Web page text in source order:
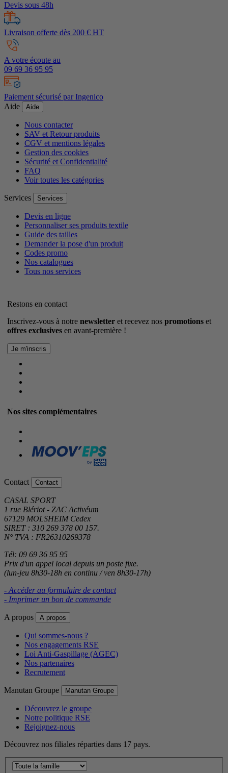
Devis sous 48h
Livraison offerte dès 200 € HT
A votre écoute au
09 69 36 95 95
Paiement sécurisé par Ingenico
Aide
Aide
Nous contacter
SAV et Retour produits
CGV et mentions légales
Gestion des cookies
Sécurité et Confidentialité
FAQ
Voir toutes les catégories
Services Services
Devis en ligne
Personnaliser ses produits textile
Guide des tailles
Demander la pose d'un produit
Codes promo
Nos catalogues
Tous nos services
Restons en contact
Inscrivez-vous à notre newsletter et recevez nos promotions et
offres exclusives en avant-première !
Nos sites complémentaires
Contact Contact
CASAL SPORT
1 rue Blériot - ZAC Activéum
67129 MOLSHEIM Cedex
SIRET : 310 269 378 00 157.
N° TVA : FR26310269378
Tél: 09 69 36 95 95
Prix d'un appel local depuis un poste fixe.
(lun-jeu 8h30-18h en continu / ven 8h30-17h)
- Accéder au formulaire de contact
- Imprimer un bon de commande
A propos A propos
Qui sommes-nous ?
Nos engagements RSE
Loi Anti-Gaspillage (AGEC)
Nos partenaires
Recrutement
Manutan Groupe Manutan Groupe
Découvrez le groupe
Notre politique RSE
Rejoignez-nous
Découvrez nos filiales réparties dans 17 pays.